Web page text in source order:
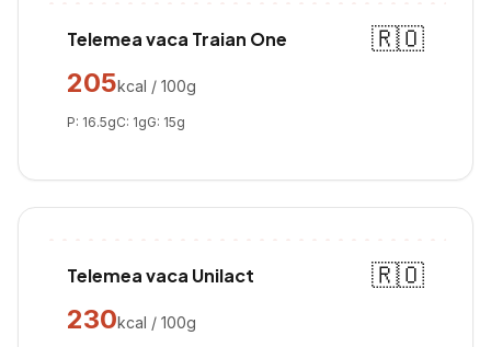
Telemea vaca Traian One
🇷🇴
205kcal / 100g
P: 16.5gC: 1gG: 15g
Telemea vaca Unilact
🇷🇴
230kcal / 100g